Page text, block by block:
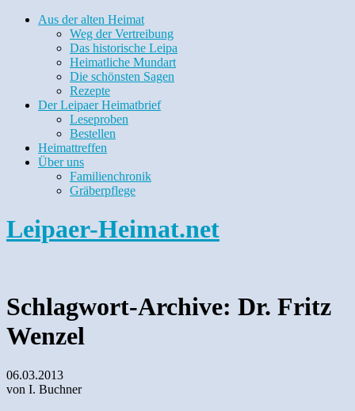
Aus der alten Heimat
Weg der Vertreibung
Das historische Leipa
Heimatliche Mundart
Die schönsten Sagen
Rezepte
Der Leipaer Heimatbrief
Leseproben
Bestellen
Heimattreffen
Über uns
Familienchronik
Gräberpflege
Leipaer-Heimat.net
Schlagwort-Archive: Dr. Fritz
Wenzel
06.03.2013
von I. Buchner